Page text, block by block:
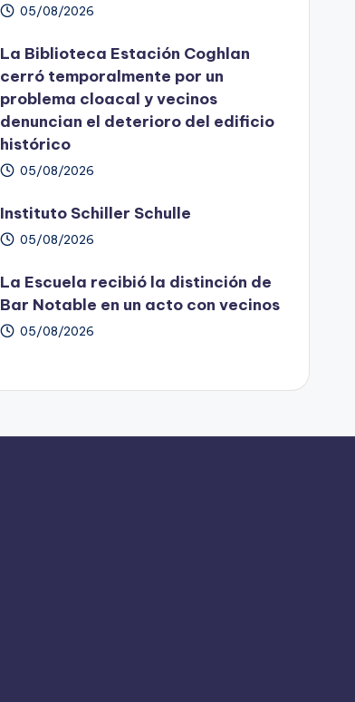
05/08/2026
La Biblioteca Estación Coghlan
cerró temporalmente por un
problema cloacal y vecinos
denuncian el deterioro del edificio
histórico
05/08/2026
Instituto Schiller Schulle
05/08/2026
La Escuela recibió la distinción de
Bar Notable en un acto con vecinos
05/08/2026